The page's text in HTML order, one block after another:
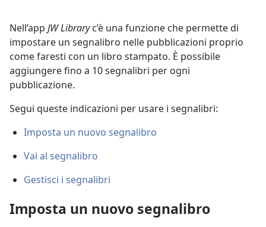
download
dei
video
Nell’app JW Libraryc’è una funzione che permette di
impostare un segnalibro nelle pubblicazioni proprio
come faresti con un libro stampato. È possibile
aggiungere fino a 10 segnalibri per ogni
pubblicazione.
Segui queste indicazioni per usare i segnalibri:
Imposta un nuovo segnalibro
Vai al segnalibro
Gestisci i segnalibri
Imposta un nuovo segnalibro